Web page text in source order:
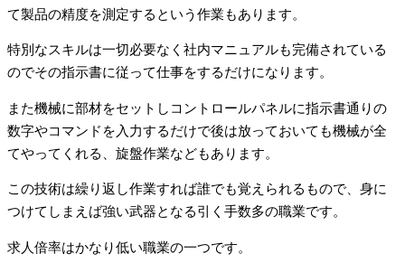
て製品の精度を測定するという作業もあります。
特別なスキルは一切必要なく社内マニュアルも完備されている
のでその指示書に従って仕事をするだけになります。
また機械に部材をセットしコントロールパネルに指示書通りの
数字やコマンドを入力するだけで後は放っておいても機械が全
てやってくれる、旋盤作業などもあります。
この技術は繰り返し作業すれば誰でも覚えられるもので、身に
つけてしまえば強い武器となる引く手数多の職業です。
求人倍率はかなり低い職業の一つです。